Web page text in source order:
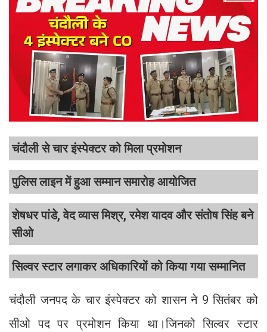
चंदौली से चार इंस्पेक्टर को मिला प्रमोशन
पुलिस लाइन में हुआ सम्मान समारोह आयोजित
शेषधर पांडे, वेद व्यास मिश्र, रमेश यादव और संतोष सिंह बने
सीओ
सिल्वर स्टार लगाकर अधिकारियों को किया गया सम्मानित
चंदौली जनपद के चार इंस्पेक्टर को शासन ने 9 सितंबर को
सीओ पद पर प्रमोशन किया था।जिनको सिल्वर स्टार